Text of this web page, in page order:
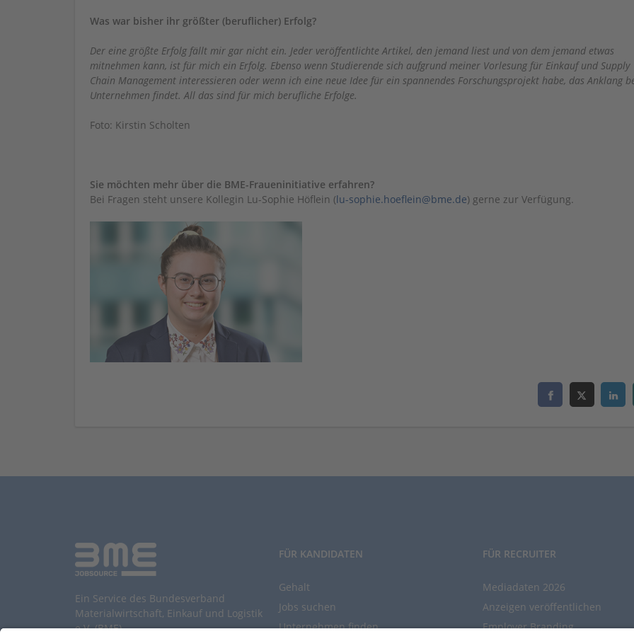
Was war bisher ihr größter (beruflicher) Erfolg?
Der eine größte Erfolg fällt mir gar nicht ein. Jeder veröffentlichte Artikel, den jemand liest und von dem jemand etwas
mitnehmen kann, ist für mich ein Erfolg. Ebenso wenn Studierende sich aufgrund meiner Vorlesung für Einkauf und Supply
Chain Management interessieren oder wenn ich eine neue Idee für ein spannendes Forschungsprojekt habe, das Anklang
Unternehmen findet. All das sind für mich berufliche Erfolge.
Foto: Kirstin Scholten
Sie möchten mehr über die BME-Fraueninitiative erfahren?
Bei Fragen steht unsere Kollegin Lu-Sophie Höflein (lu-sophie.hoeflein@bme.de) gerne zur Verfügung.
Ein Service des Bundesverband
Materialwirtschaft, Einkauf und Logistik
e.V. (BME)
FÜR KANDIDATEN
Gehalt
Jobs suchen
Unternehmen finden
FÜR RECRUITER
Mediadaten 2026
Anzeigen veröffentlichen
Employer Branding